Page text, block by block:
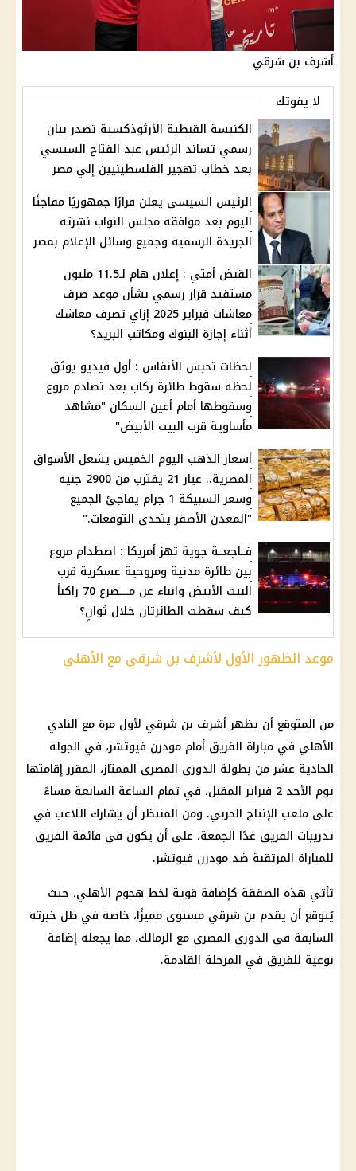
أشرف بن شرقي
لا يفوتك
الكنيسة القبطية الأرثوذكسية تصدر بيان
رسمي تساند الرئيس عبد الفتاح السيسي
بعد خطاب تهجير الفلسطينيين إلي مصر
الرئيس السيسي يعلن قرارًا جمهوريًا مفاجئًا
اليوم بعد موافقة مجلس النواب نشرته
الجريدة الرسمية وجميع وسائل الإعلام بمصر
القبض أمتي : إعلان هام لـ11.5 مليون
مستفيد قرار رسمي بشأن موعد صرف
معاشات فبراير 2025 إزاي تصرف معاشك
أثناء إجازة البنوك ومكاتب البريد؟
لحظات تحبس الأنفاس : أول فيديو يوثق
لحظة سقوط طائرة ركاب بعد تصادم مروع
وسقوطها أمام أعين السكان "مشاهد
مأساوية قرب البيت الأبيض"
أسعار الذهب اليوم الخميس يشعل الأسواق
المصرية.. عيار 21 يقترب من 2900 جنيه
وسعر السبيكة 1 جرام يفاجئ الجميع
"المعدن الأصفر يتحدى التوقعات."
فــاجعــة جوية تهز أمريكا : اصطدام مروع
بين طائرة مدنية ومروحية عسكرية قرب
البيت الأبيض وانباء عن مــــصرع 70 راكباً
كيف سقطت الطائرتان خلال ثوانٍ؟
موعد الظهور الأول لأشرف بن شرقي مع الأهلي
من المتوقع أن يظهرأشرف بن شرقي لأول مرة مع النادي
الأهلي في مباراة الفريق أمام مودرن فيوتشر، في الجولة
الحادية عشر من بطولة الدوري المصري الممتاز، المقرر إقامتها
يوم الأحد 2 فبراير المقبل، في تمام الساعة السابعة مساءً
على ملعب الإنتاج الحربي. ومن المنتظر أن يشارك اللاعب في
تدريبات الفريق غدًا الجمعة، على أن يكون في قائمة الفريق
للمباراة المرتقبة ضد مودرن فيوتشر.
تأتي هذه الصفقة كإضافة قوية لخط هجوم الأهلي، حيث
يُتوقع أن يقدم بن شرقي مستوى مميزًا، خاصة في ظل خبرته
السابقة في الدوري المصري مع الزمالك، مما يجعله إضافة
نوعية للفريق في المرحلة القادمة.